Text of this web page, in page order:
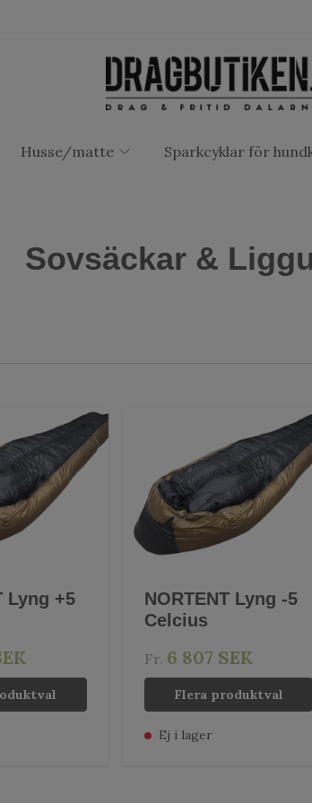
Husse/matte Sparkcyklar för
Sovsäckar &
Lyng +5
NORTENT Lyng -5
Celcius
Fr. 6 807 SEK
Flera produktval
Ej i lager